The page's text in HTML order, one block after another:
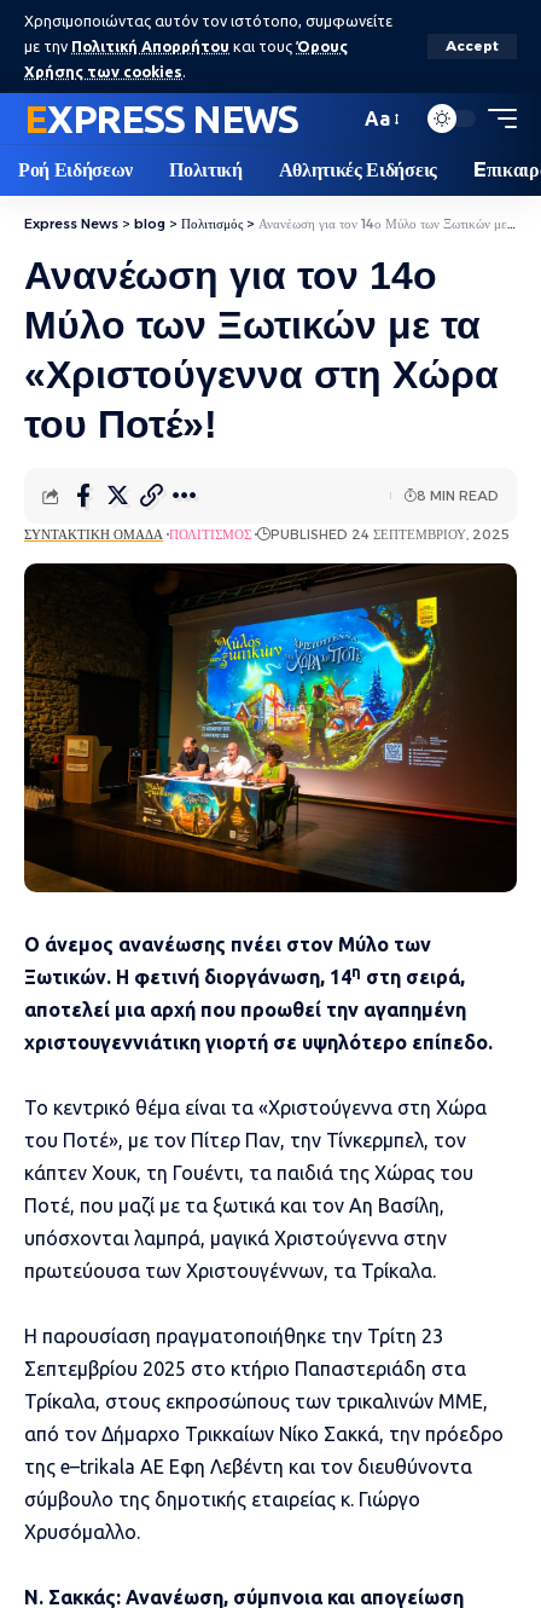
Χρησιμοποιώντας αυτόν τον ιστότοπο, συμφωνείτε
με την Πολιτική Απορρήτου και τους Όρους
Χρήσης των cookies.
Accept
EXPRESS NEWS Aa
Ροή Ειδήσεων Πολιτική Αθλητικές Ειδήσεις
Express News > blog > Πολιτισμός > Ανανέωση για τον 14ο Μύλο των Ξωτικών με τα «Χριστούγεννα στη Χώρα του Ποτέ»!
Ανανέωση για τον 14ο
Μύλο των Ξωτικών με τα
«Χριστούγεννα στη Χώρα
του Ποτέ»!
ΣΥΝΤΑΚΤΙΚΉ ΟΜΆΔΑ ΠΟΛΙΤΙΣΜΌΣ PUBLISHED 24 ΣΕΠΤΕΜΒΡΊΟΥ, 2025
8 MIN READ
Ο άνεμος ανανέωσης πνέει στον Μύλο των
Ξωτικών. Η φετινή διοργάνωση, 14η στη σειρά,
αποτελεί μια αρχή που προωθεί την αγαπημένη
χριστουγεννιάτικη γιορτή σε υψηλότερο επίπεδο.
Το κεντρικό θέμα είναι τα «Χριστούγεννα στη Χώρα
του Ποτέ», με τον Πίτερ Παν, την Τίνκερμπελ, τον
κάπτεν Χουκ, τη Γουέντι, τα παιδιά της Χώρας του
Ποτέ, που μαζί με τα ξωτικά και τον Αη Βασίλη,
υπόσχονται λαμπρά, μαγικά Χριστούγεννα στην
πρωτεύουσα των Χριστουγέννων, τα Τρίκαλα.
Η παρουσίαση πραγματοποιήθηκε την Τρίτη 23
Σεπτεμβρίου 2025 στο κτήριο Παπαστεριάδη στα
Τρίκαλα, στους εκπροσώπους των τρικαλινών ΜΜΕ,
από τον Δήμαρχο Τρικκαίων Νίκο Σακκά, την πρόεδρο
της e–trikala ΑΕ Εφη Λεβέντη και τον διευθύνοντα
σύμβουλο της δημοτικής εταιρείας κ. Γιώργο
Χρυσόμαλλο.
Ν. Σακκάς: Ανανέωση, σύμπνοια και απογείωση